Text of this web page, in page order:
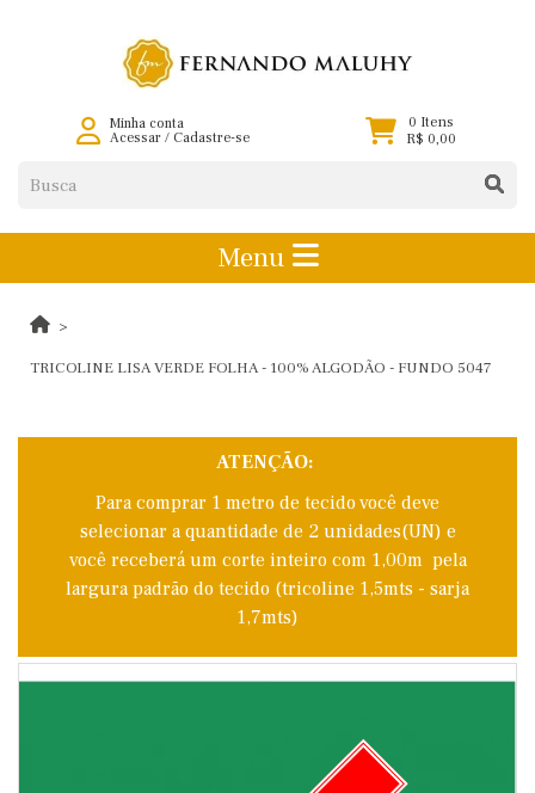
Minha conta
Acessar/ Cadastre-se
0 Itens
R$ 0,00
Menu
TRICOLINE LISA VERDE FOLHA - 100% ALGODÃO - FUNDO 5047
ATENÇÃO:
Para comprar 1 metro de tecido você deve
selecionar a quantidade de 2 unidades(UN) e
você receberá um corte inteiro com 1,00m pela
largura padrão do tecido (tricoline 1,5mts - sarja
1,7mts)